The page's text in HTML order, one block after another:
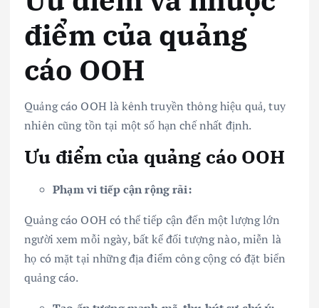
điểm của quảng
cáo OOH
Quảng cáo OOH là kênh truyền thông hiệu quả, tuy
nhiên cũng tồn tại một số hạn chế nhất định.
Ưu điểm của quảng cáo OOH
Phạm vi tiếp cận rộng rãi:
Quảng cáo OOH có thể tiếp cận đến một lượng lớn
người xem mỗi ngày, bất kể đối tượng nào, miễn là
họ có mặt tại những địa điểm công cộng có đặt biển
quảng cáo.